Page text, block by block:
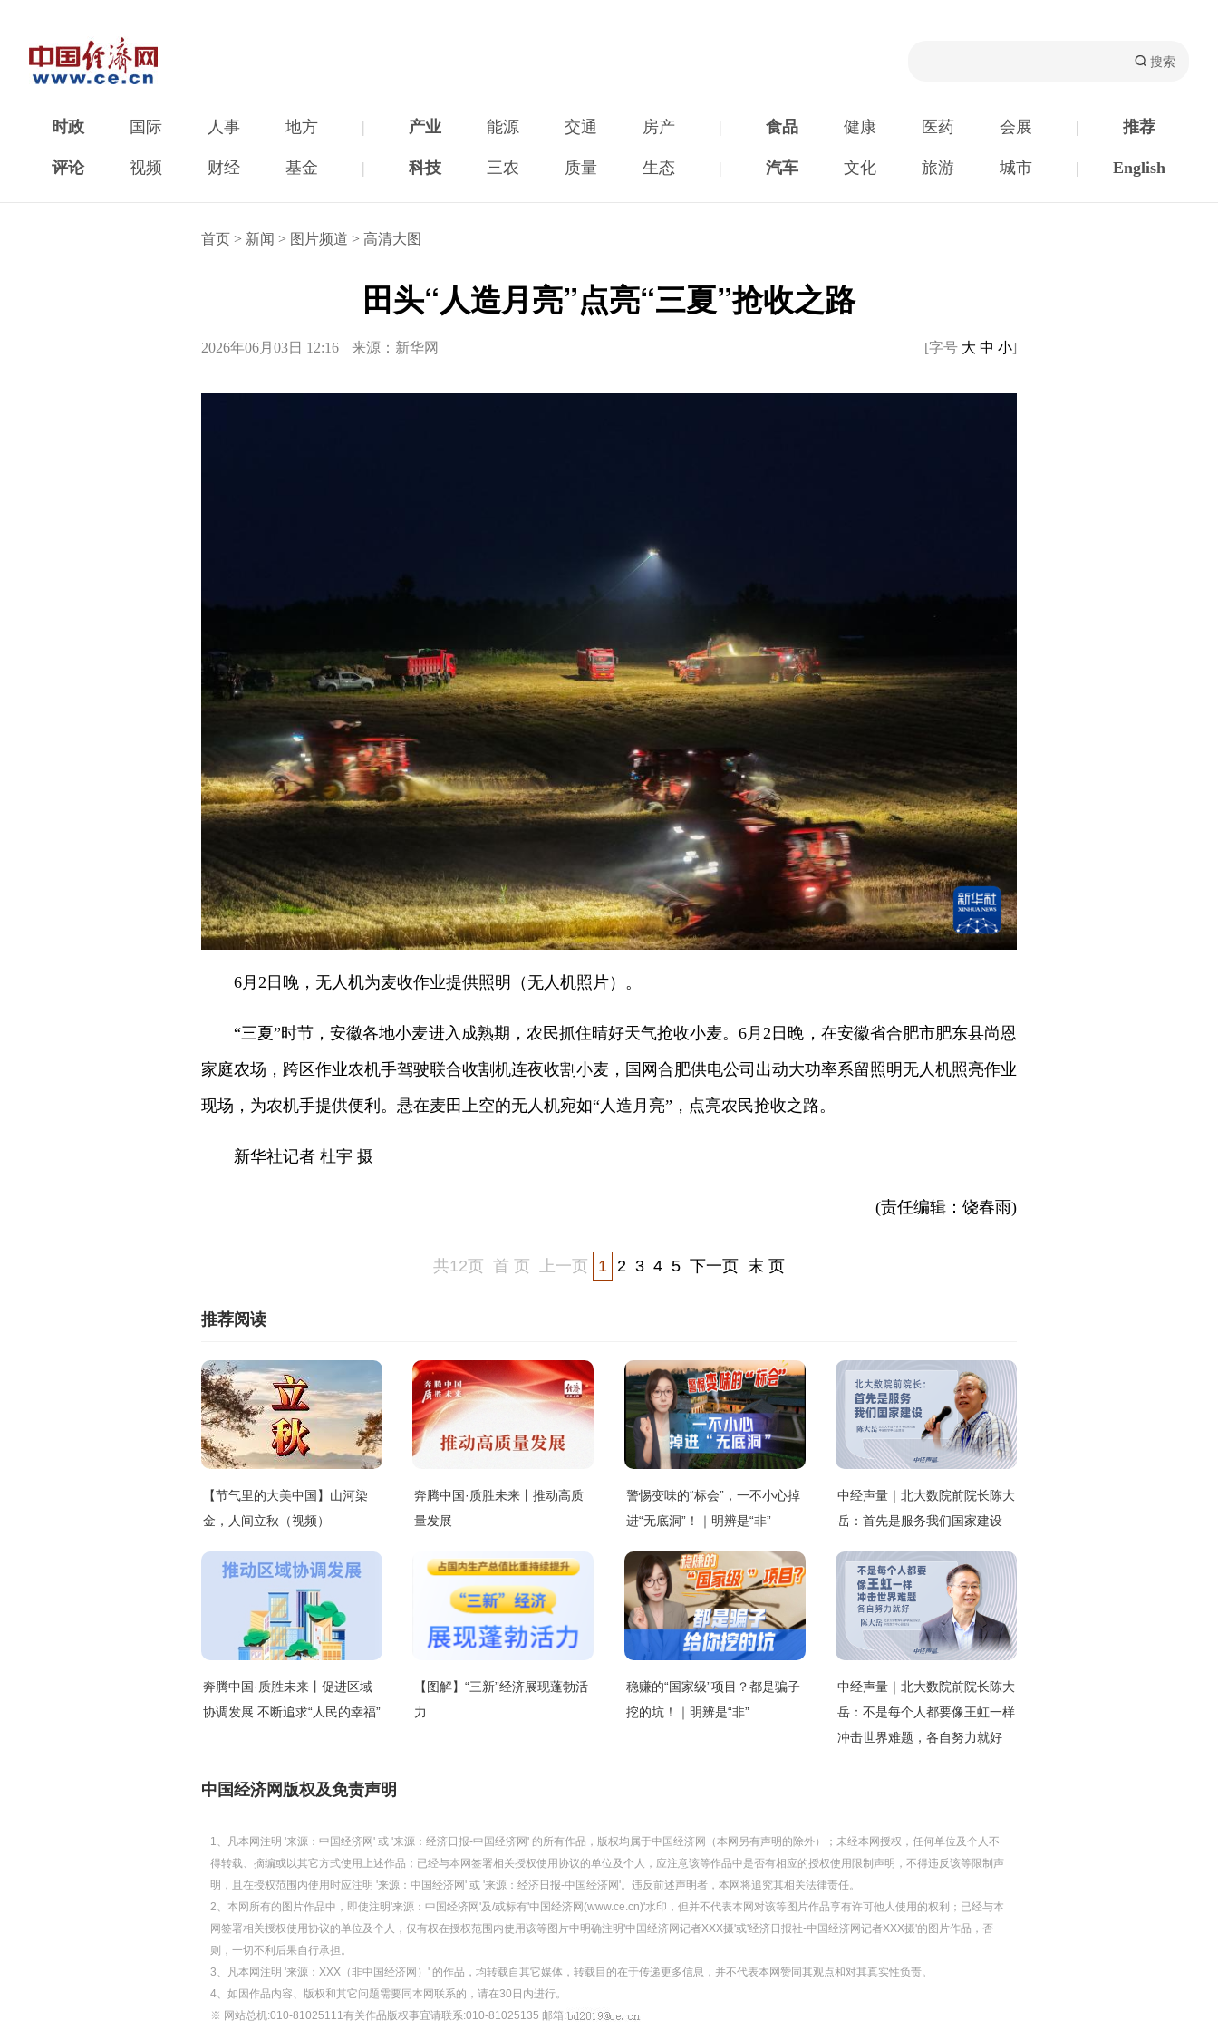
时政 国际 人事 地方 | 产业 能源 交通 房产 | 食品 健康 医药 会展 | 推荐
评论 视频 财经 基金 | 科技 三农 质量 生态 | 汽车 文化 旅游 城市 | English
首页 > 新闻 > 图片频道 > 高清大图
田头“人造月亮”点亮“三夏”抢收之路
2026年06月03日 12:16 来源：新华网 [字号 大 中 小]
6月2日晚，无人机为麦收作业提供照明（无人机照片）。
“三夏”时节，安徽各地小麦进入成熟期，农民抓住晴好天气抢收小麦。6月2日晚，在安徽省合肥市肥东县尚恩
家庭农场，跨区作业农机手驾驶联合收割机连夜收割小麦，国网合肥供电公司出动大功率系留照明无人机照亮作业
现场，为农机手提供便利。悬在麦田上空的无人机宛如“人造月亮”，点亮农民抢收之路。
新华社记者 杜宇 摄
(责任编辑：饶春雨)
共12页 首 页 上一页 1 2 3 4 5 下一页 末 页
推荐阅读
【节气里的大美中国】山河染
金，人间立秋（视频）
奔腾中国·质胜未来丨推动高质
量发展
警惕变味的“标会”，一不小心掉
进“无底洞”！｜明辨是“非”
中经声量｜北大数院前院长陈大
岳：首先是服务我们国家建设
奔腾中国·质胜未来丨促进区域
协调发展 不断追求“人民的幸福”
【图解】“三新”经济展现蓬勃活
力
稳赚的“国家级”项目？都是骗子
挖的坑！｜明辨是“非”
中经声量｜北大数院前院长陈大
岳：不是每个人都要像王虹一样
冲击世界难题，各自努力就好
中国经济网版权及免责声明
1、凡本网注明 '来源：中国经济网' 或 '来源：经济日报-中国经济网' 的所有作品，版权均属于中国经济网（本网另有声明的除外）；未经本网授权，任何单位及个人不
得转载、摘编或以其它方式使用上述作品；已经与本网签署相关授权使用协议的单位及个人，应注意该等作品中是否有相应的授权使用限制声明，不得违反该等限制声
明，且在授权范围内使用时应注明 '来源：中国经济网' 或 '来源：经济日报-中国经济网'。违反前述声明者，本网将追究其相关法律责任。
2、本网所有的图片作品中，即使注明'来源：中国经济网'及/或标有'中国经济网(www.ce.cn)'水印，但并不代表本网对该等图片作品享有许可他人使用的权利；已经与本
网签署相关授权使用协议的单位及个人，仅有权在授权范围内使用该等图片中明确注明'中国经济网记者XXX摄'或'经济日报社-中国经济网记者XXX摄'的图片作品，否
则，一切不利后果自行承担。
3、凡本网注明 '来源：XXX（非中国经济网）' 的作品，均转载自其它媒体，转载目的在于传递更多信息，并不代表本网赞同其观点和对其真实性负责。
4、如因作品内容、版权和其它问题需要同本网联系的，请在30日内进行。
※ 网站总机:010-81025111有关作品版权事宜请联系:010-81025135 邮箱: